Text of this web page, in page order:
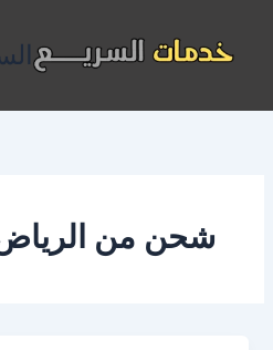
المحتوى
شحن من الرياض